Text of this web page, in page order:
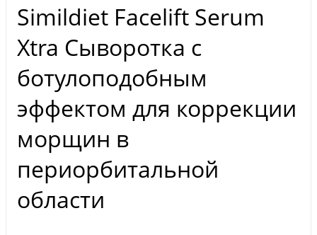
Simildiet Facelift Serum
Xtra Сыворотка с
ботулоподобным
эффектом для коррекции
морщин в
периорбитальной
области